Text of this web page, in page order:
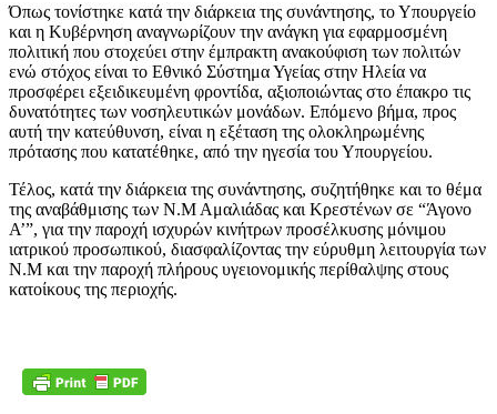
Όπως τονίστηκε κατά την διάρκεια της συνάντησης, το Υπουργείο
και η Κυβέρνηση αναγνωρίζουν την ανάγκη για εφαρμοσμένη
πολιτική που στοχεύει στην έμπρακτη ανακούφιση των πολιτών
ενώ στόχος είναι το Εθνικό Σύστημα Υγείας στην Ηλεία να
προσφέρει εξειδικευμένη φροντίδα, αξιοποιώντας στο έπακρο τις
δυνατότητες των νοσηλευτικών μονάδων. Επόμενο βήμα, προς
αυτή την κατεύθυνση, είναι η εξέταση της ολοκληρωμένης
πρότασης που κατατέθηκε, από την ηγεσία του Υπουργείου.
Τέλος, κατά την διάρκεια της συνάντησης, συζητήθηκε και το θέμα
της αναβάθμισης των Ν.Μ Αμαλιάδας και Κρεστένων σε “Άγονο
Α’”, για την παροχή ισχυρών κινήτρων προσέλκυσης μόνιμου
ιατρικού προσωπικού, διασφαλίζοντας την εύρυθμη λειτουργία των
Ν.Μ και την παροχή πλήρους υγειονομικής περίθαλψης στους
κατοίκους της περιοχής.